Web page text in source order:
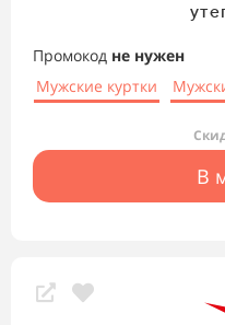
Промокод не нужен
Мужские куртки
В